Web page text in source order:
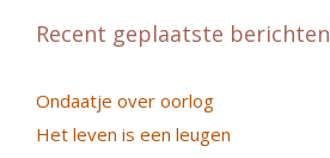
Recent geplaatste berichten
Ondaatje over oorlog
Het leven is een leugen